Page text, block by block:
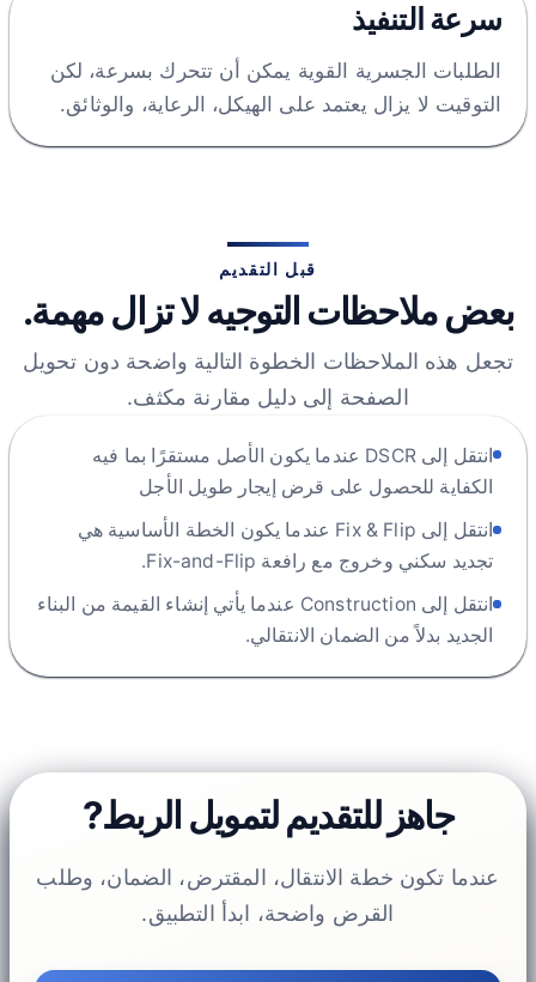
سرعة التنفيذ
الطلبات الجسرية القوية يمكن أن تتحرك بسرعة، لكن
التوقيت لا يزال يعتمد على الهيكل، الرعاية، والوثائق.
قبل التقديم
بعض ملاحظات التوجيه لا تزال مهمة.
تجعل هذه الملاحظات الخطوة التالية واضحة دون تحويل
الصفحة إلى دليل مقارنة مكثف.
انتقل إلى DSCR عندما يكون الأصل مستقرًا بما فيه
الكفاية للحصول على قرض إيجار طويل الأجل
انتقل إلى Fix & Flip عندما يكون الخطة الأساسية هي
تجديد سكني وخروج مع رافعة Fix-and-Flip.
انتقل إلى Construction عندما يأتي إنشاء القيمة من البناء
الجديد بدلاً من الضمان الانتقالي.
جاهز للتقديم لتمويل الربط?
عندما تكون خطة الانتقال، المقترض، الضمان، وطلب
القرض واضحة، ابدأ التطبيق.